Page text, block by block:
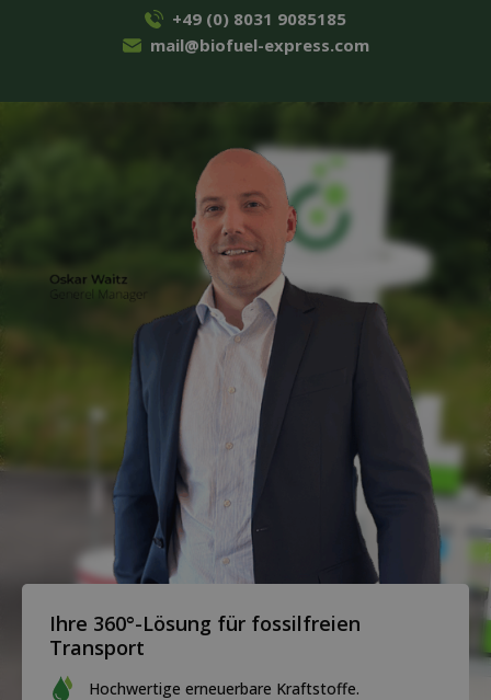
Ihre 360°-Lösung für fossilfreien
Transport
Hochwertige erneuerbare Kraftstoffe.
+49 (0) 8031 9085185
mail@biofuel-express.com